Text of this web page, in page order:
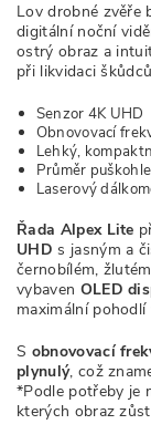
Lov drobné zvěře
digitální noční
ostrý obraz a
při likvidaci
Senzor 4K UHD
Obnovovací
Lehký,
Průměr
Laserový
Řada Alpex Lite
UHD s jasným a
černobílém,
vybaven OLED
maximální pohodlí
S obnovovací
plynulý, což
*Podle potřeby je
kterých obraz